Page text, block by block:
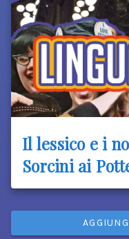
Il lessico e i
Sorcini ai